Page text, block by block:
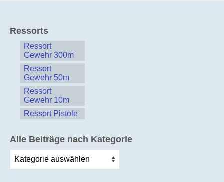
Ressorts
Ressort
Gewehr 300m
Ressort
Gewehr 50m
Ressort
Gewehr 10m
Ressort Pistole
Alle Beiträge nach Kategorie
Beiträge
nach